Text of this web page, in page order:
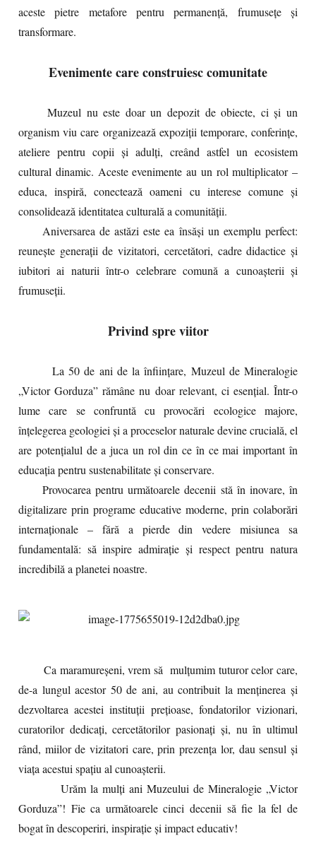
aceste pietre metafore pentru permanență, frumusețe și
transformare.
Evenimente care construiesc comunitate
Muzeul nu este doar un depozit de obiecte, ci și un
organism viu care organizează expoziții temporare, conferințe,
ateliere pentru copii și adulți, creând astfel un ecosistem
cultural dinamic. Aceste evenimente au un rol multiplicator –
educa, inspiră, conectează oameni cu interese comune și
consolidează identitatea culturală a comunității.
Aniversarea de astăzi este ea însăși un exemplu perfect:
reunește generații de vizitatori, cercetători, cadre didactice și
iubitori ai naturii într-o celebrare comună a cunoașterii și
frumuseții.
Privind spre viitor
La 50 de ani de la înființare, Muzeul de Mineralogie
„Victor Gorduza” rămâne nu doar relevant, ci esențial. Într-o
lume care se confruntă cu provocări ecologice majore,
înțelegerea geologiei și a proceselor naturale devine crucială, el
are potențialul de a juca un rol din ce în ce mai important în
educația pentru sustenabilitate și conservare.
Provocarea pentru următoarele decenii stă în inovare, în
digitalizare prin programe educative moderne, prin colaborări
internaționale – fără a pierde din vedere misiunea sa
fundamentală: să inspire admirație și respect pentru natura
incredibilă a planetei noastre.
Ca maramureșeni, vrem să mulțumim tuturor celor care,
de-a lungul acestor 50 de ani, au contribuit la menținerea și
dezvoltarea acestei instituții prețioase, fondatorilor vizionari,
curatorilor dedicați, cercetătorilor pasionați și, nu în ultimul
rând, miilor de vizitatori care, prin prezența lor, dau sensul și
viața acestui spațiu al cunoașterii.
Urăm la mulți ani Muzeului de Mineralogie „Victor
Gorduza”! Fie ca următoarele cinci decenii să fie la fel de
bogat în descoperiri, inspirație și impact educativ!